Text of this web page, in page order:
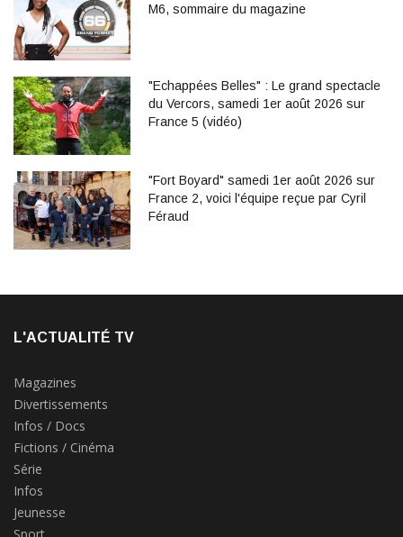
M6, sommaire du magazine
"Echappées Belles" : Le grand spectacle
du Vercors, samedi 1er août 2026 sur
France 5 (vidéo)
"Fort Boyard" samedi 1er août 2026 sur
France 2, voici l'équipe reçue par Cyril
Féraud
L'ACTUALITÉ TV
Magazines
Divertissements
Infos / Docs
Fictions / Cinéma
Série
Infos
Jeunesse